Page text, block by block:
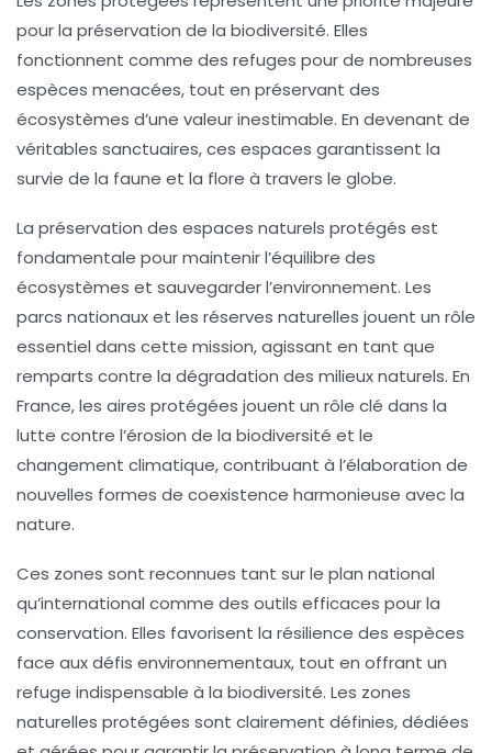
pour la préservation de la biodiversité. Elles
fonctionnent comme des refuges pour de nombreuses
espèces menacées, tout en préservant des
écosystèmes d’une valeur inestimable. En devenant de
véritables sanctuaires, ces espaces garantissent la
survie de la faune et la flore à travers le globe.
La préservation des espaces naturels protégés est
fondamentale pour maintenir l’équilibre des
écosystèmes et sauvegarder l’environnement. Les
parcs nationaux et les réserves naturelles jouent un rôle
essentiel dans cette mission, agissant en tant que
remparts contre la dégradation des milieux naturels. En
France, les aires protégées jouent un rôle clé dans la
lutte contre l’érosion de la biodiversité et le
changement climatique, contribuant à l’élaboration de
nouvelles formes de coexistence harmonieuse avec la
nature.
Ces zones sont reconnues tant sur le plan national
qu’international comme des outils efficaces pour la
conservation. Elles favorisent la résilience des espèces
face aux défis environnementaux, tout en offrant un
refuge indispensable à la biodiversité. Les zones
naturelles protégées sont clairement définies, dédiées